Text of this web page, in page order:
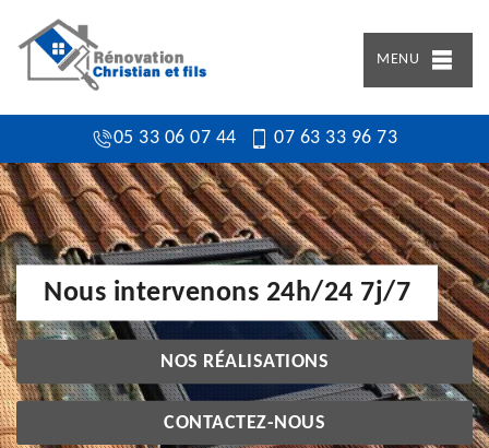
MENU
05 33 06 07 44 07 63 33 96 73
Nous intervenons 24h/24 7j/7
NOS RÉALISATIONS
CONTACTEZ-NOUS